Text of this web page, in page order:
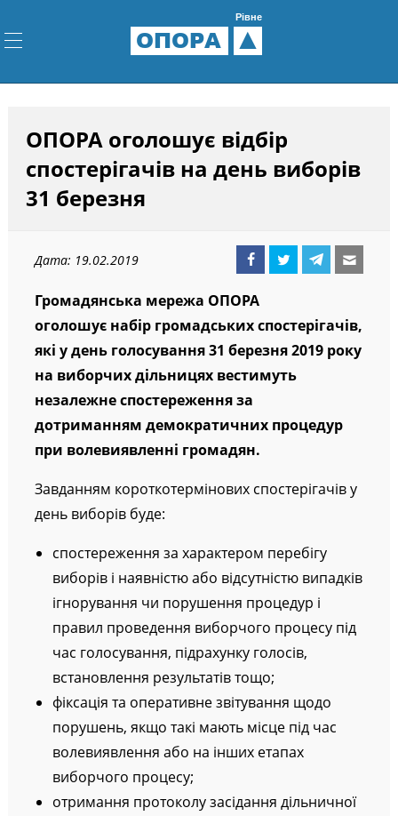
ОПОРА
Рівне
ОПОРА оголошує відбір
спостерігачів на день виборів
31 березня
Дата: 19.02.2019
Громадянська мережа ОПОРА
оголошує набір громадських спостерігачів,
які у день голосування 31 березня 2019 року
на виборчих дільницях вестимуть
незалежне спостереження за
дотриманням демократичних процедур
при волевиявленні громадян.
Завданням короткотермінових спостерігачів у
день виборів буде:
спостереження за характером перебігу
виборів і наявністю або відсутністю випадків
ігнорування чи порушення процедур і
правил проведення виборчого процесу під
час голосування, підрахунку голосів,
встановлення результатів тощо;
фіксація та оперативне звітування щодо
порушень, якщо такі мають місце під час
волевиявлення або на інших етапах
виборчого процесу;
отримання протоколу засідання дільничної